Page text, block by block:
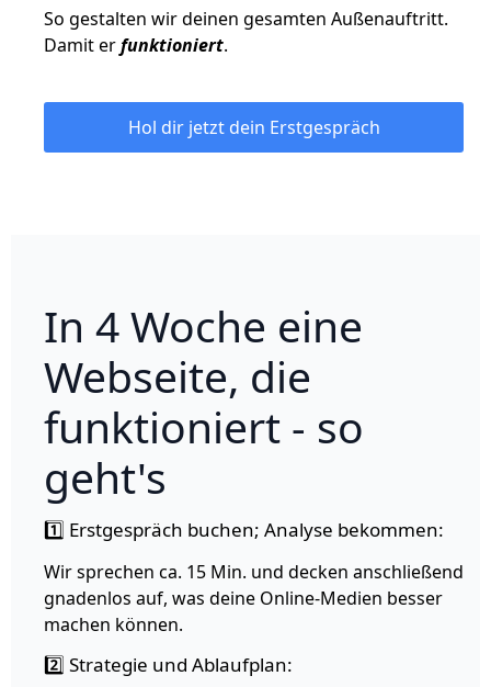
So gestalten wir deinen gesamten Außenauftritt.
Damit erfunktioniert.
Hol dir jetzt dein Erstgespräch
In 4 Woche eine
Webseite, die
funktioniert - so
geht's
1️⃣ Erstgespräch buchen; Analyse bekommen:
Wir sprechen ca. 15 Min. und decken anschließend
gnadenlos auf, was deine Online-Medien besser
machen können.
2️⃣ Strategie und Ablaufplan: